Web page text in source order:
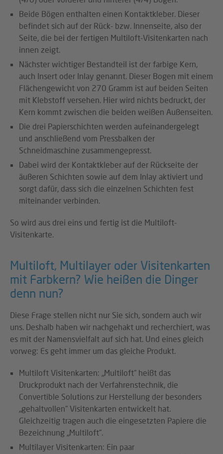
Beide Bögen enthalten einen Kontaktkleber. Dieser
befindet sich auf der Rück- bzw. Innenseite, also der
Seite, die bei der fertigen Multiloft-Visitenkarten nach
innen zeigt.
Nächster wichtiger Bestandteil ist der farbige Kern,
auch Insert oder Inlay genannt. Dieser Bogen mit einem
Flächengewicht von 270 Gramm ist auf beiden Seiten
mit Klebstoff versehen. Hier wird nichts bedruckt, der
Kern kommt zwischen die beiden weißen Außenseiten.
Die drei Papierschichten werden aufeinandergelegt
und anschließend vom Pressbalken der
Schneidmaschine zusammengepresst.
Dabei wird der Kontaktkleber auf der Rückseite der
äußeren Schichten sowie auf dem Inlay aktiviert und
sorgt dafür, dass sich die einzelnen Schichten fest
miteinander verbinden.
So wird aus drei eins und fertig ist die Multiloft-
Visitenkarte.
Multiloft, Multilayer oder Visitenkarten
mit Farbkern? Wie heißen die Dinger
denn nun?
Diese Frage stellen nicht nur Sie sich, sondern auch wir
uns. Deshalb haben wir nachgehakt und recherchiert, was
es mit der Namensvielfalt auf sich hat. Und eines gleich
vorweg: Es geht immer um das gleiche Produkt.
Multiloft Visitenkarten: „Multiloft“ heißt das
Druckprodukt nach der Verfahrenstechnik, die
Convertible Solutions zur Herstellung der besonders
„gehaltvollen“ Visitenkarten entwickelt hat.
Gleichzeitig tragen auch die eingesetzten Papiere die
Bezeichnung „Multiloft“.
Multilayer Visitenkarten: Ein paar